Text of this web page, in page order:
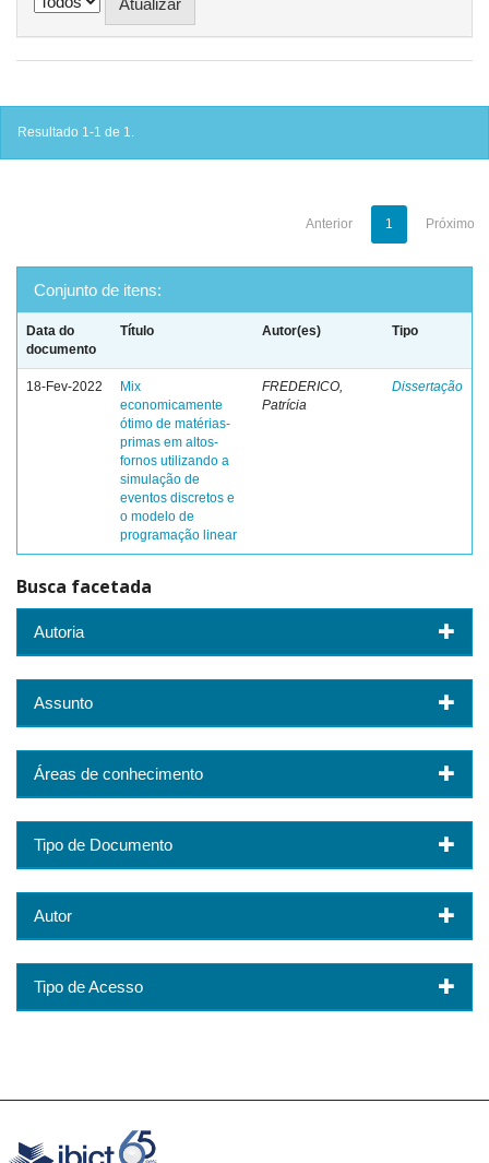
Resultado 1-1 de 1.
Anterior 1 Próximo
Conjunto de itens:
Data do
documento
Título Autor(es) Tipo
18-Fev-2022
Mix
economicamente
ótimo de matérias-
primas em altos-
fornos utilizando a
simulação de
eventos discretos e
o modelo de
programação linear
FREDERICO,
Patrícia
Dissertação
Busca facetada
Autoria
Assunto
Áreas de conhecimento
Tipo de Documento
Autor
Tipo de Acesso